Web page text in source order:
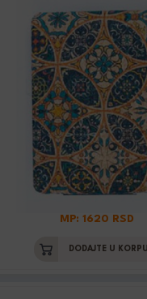
MP: 1620 RSD
DODAJTE U KORPU